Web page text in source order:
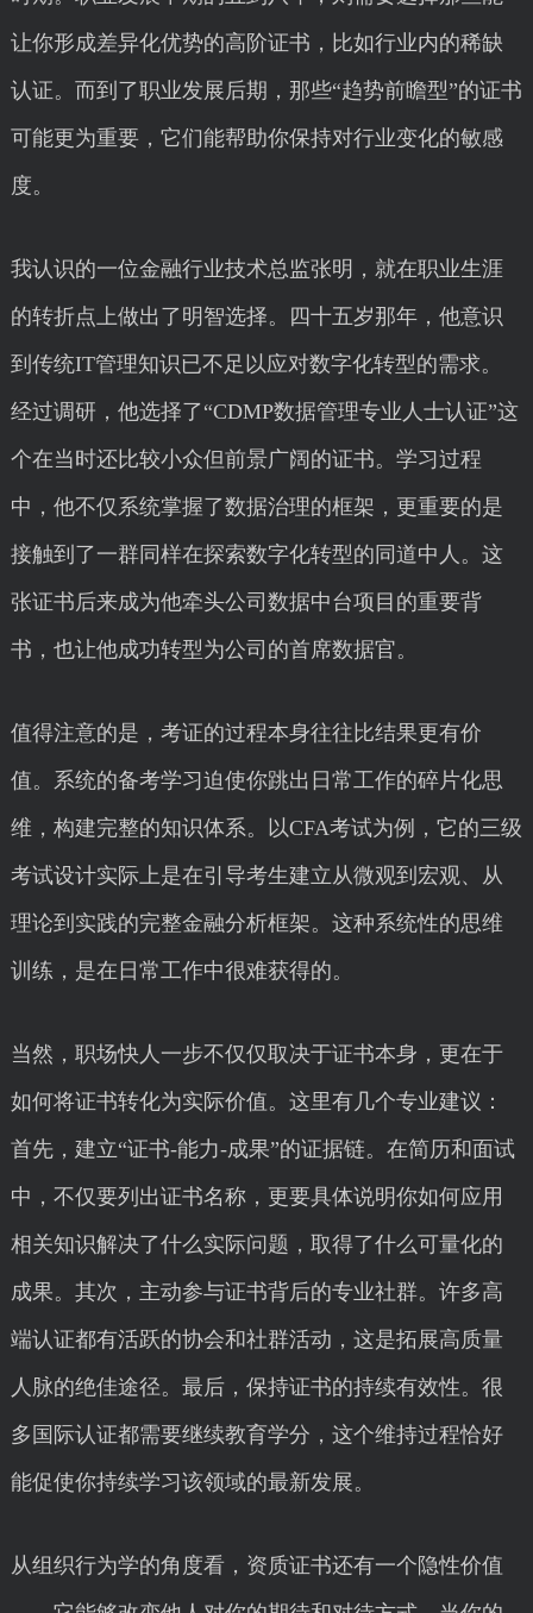
让你形成差异化优势的高阶证书，比如行业内的稀缺
认证。而到了职业发展后期，那些“趋势前瞻型”的证书
可能更为重要，它们能帮助你保持对行业变化的敏感
度。
我认识的一位金融行业技术总监张明，就在职业生涯
的转折点上做出了明智选择。四十五岁那年，他意识
到传统IT管理知识已不足以应对数字化转型的需求。
经过调研，他选择了“CDMP数据管理专业人士认证”这
个在当时还比较小众但前景广阔的证书。学习过程
中，他不仅系统掌握了数据治理的框架，更重要的是
接触到了一群同样在探索数字化转型的同道中人。这
张证书后来成为他牵头公司数据中台项目的重要背
书，也让他成功转型为公司的首席数据官。
值得注意的是，考证的过程本身往往比结果更有价
值。系统的备考学习迫使你跳出日常工作的碎片化思
维，构建完整的知识体系。以CFA考试为例，它的三级
考试设计实际上是在引导考生建立从微观到宏观、从
理论到实践的完整金融分析框架。这种系统性的思维
训练，是在日常工作中很难获得的。
当然，职场快人一步不仅仅取决于证书本身，更在于
如何将证书转化为实际价值。这里有几个专业建议：
首先，建立“证书-能力-成果”的证据链。在简历和面试
中，不仅要列出证书名称，更要具体说明你如何应用
相关知识解决了什么实际问题，取得了什么可量化的
成果。其次，主动参与证书背后的专业社群。许多高
端认证都有活跃的协会和社群活动，这是拓展高质量
人脉的绝佳途径。最后，保持证书的持续有效性。很
多国际认证都需要继续教育学分，这个维持过程恰好
能促使你持续学习该领域的最新发展。
从组织行为学的角度看，资质证书还有一个隐性价值